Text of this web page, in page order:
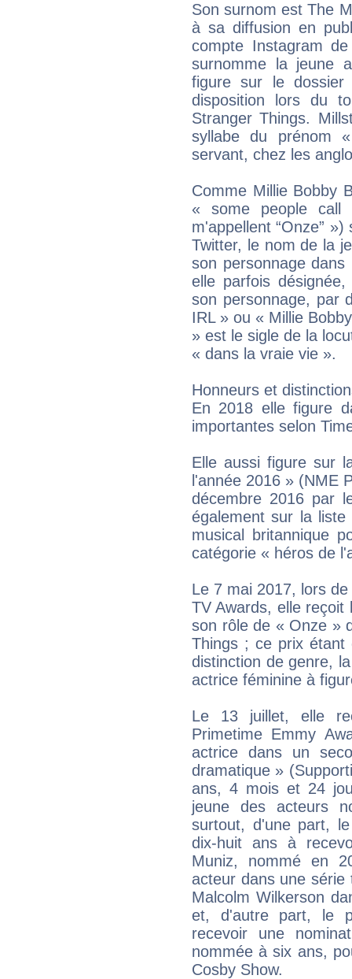
Son surnom est The
à sa diffusion en
compte Instagram
surnomme la jeune
figure sur le
disposition lors du
Stranger Things.
syllabe du prénom
servant, chez les
Comme Millie Bobby
« some people
m'appellent “Onze”
Twitter, le nom de la
son personnage
elle parfois
son personnage, par
IRL » ou « Millie
» est le sigle de la
« dans la vraie vie ».
Honneurs et
En 2018 elle figure
importantes selon
Elle aussi figure sur
l'année 2016 » (NME
décembre 2016 par
également sur la
musical britannique
catégorie « héros de
Le 7 mai 2017, lors
TV Awards, elle
son rôle de « Onze »
Things ; ce prix étant
distinction de genre,
actrice féminine à
Le 13 juillet, elle
Primetime Emmy
actrice dans un
dramatique »
ans, 4 mois et 24
jeune des acteurs
surtout, d'une part,
dix-huit ans à
Muniz, nommé en
acteur dans une série
Malcolm Wilkerson
et, d'autre part, le
recevoir une
nommée à six ans,
Cosby Show.